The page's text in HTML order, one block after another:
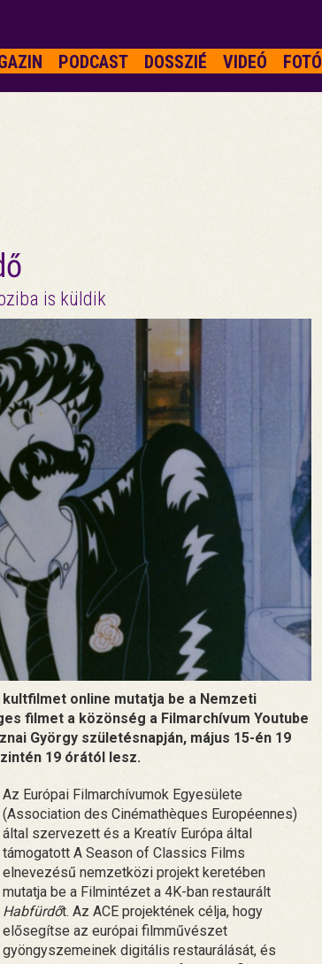
PODCAST DOSSZIÉ VIDEÓ FOTÓ
is küldik
online mutatja be a Nemzeti
filmet a közönség a Filmarchívum Youtube
György születésnapján, május 15-én 19
19 órától lesz.
Az Európai Filmarchívumok Egyesülete
(Association des Cinémathèques Européennes)
által szervezett és a Kreatív Európa által
támogatott A Season of Classics Films
elnevezésű nemzetközi projekt keretében
mutatja be a Filmintézet a 4K-ban restaurált
Habfürdőt. Az ACE projektének célja, hogy
elősegítse az európai filmművészet
gyöngyszemeinek digitális restaurálását, és